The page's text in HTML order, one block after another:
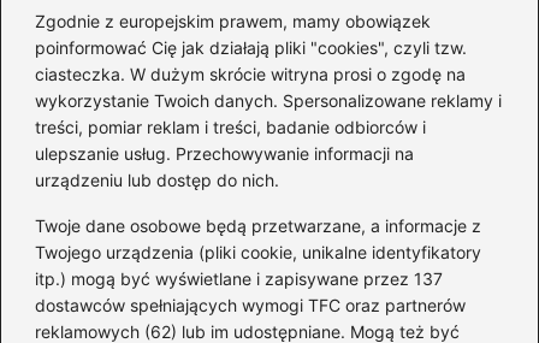
Zgodnie z europejskim prawem, mamy obowiązek
poinformować Cię jak działają pliki "cookies", czyli tzw.
ciasteczka. W dużym skrócie witryna prosi o zgodę na
wykorzystanie Twoich danych. Spersonalizowane reklamy i
treści, pomiar reklam i treści, badanie odbiorców i
ulepszanie usług. Przechowywanie informacji na
urządzeniu lub dostęp do nich.
Twoje dane osobowe będą przetwarzane, a informacje z
Twojego urządzenia (pliki cookie, unikalne identyfikatory
itp.) mogą być wyświetlane i zapisywane przez 137
dostawców spełniających wymogi TFC oraz partnerów
reklamowych (62) lub im udostępniane. Mogą też być
Na blogu dzielę się doświadczeniami z wypoczynku,
praktycznymi poradami, recenzjami hoteli, inspiracjami na
kierunki podróży oraz wskazówkami dotyczącymi lotów,
organizacji wycieczek i zwiedzania. Lubię opisywać świat
oczami podróżnika, który nie tylko ogląda, ale chce
zrozumieć — ludzi, kraje, rytuały i historię, która buduje
tożsamość każdego miejsca.
Piszę dla tych, którzy szukają nie tylko destynacji, ale
przeżyć — śniadań na tarasie z widokiem, klimatycznych
uliczek, zachodów słońca nad morzem, a czasem chwili
wytchnienia w najbliższym miasteczku. Wierzę, że podróże
nie zaczynają się w dniu wylotu, lecz wtedy, gdy pojawia
się pomysł — dlatego chcę inspirować, pomagać planować
i pokazywać, że świat jest znacznie bliżej, niż się wydaje.